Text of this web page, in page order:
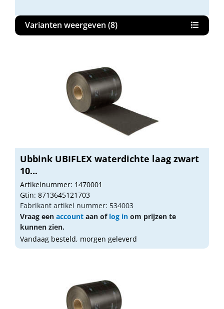
Varianten weergeven (8)
Ubbink UBIFLEX waterdichte laag zwart
10...
Artikelnummer: 1470001
Gtin: 8713645121703
Fabrikant artikel nummer: 534003
Vraag een account aan of log in om prijzen te
kunnen zien.
Vandaag besteld, morgen geleverd